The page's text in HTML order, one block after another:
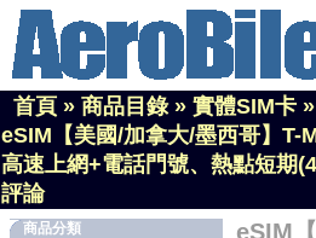
首頁 » 商品目錄» 實體SIM卡 »
eSIM【美國/加拿大/墨西哥】T-
高速上網+電話門號、熱點短期
評論
商品分類
eSIM